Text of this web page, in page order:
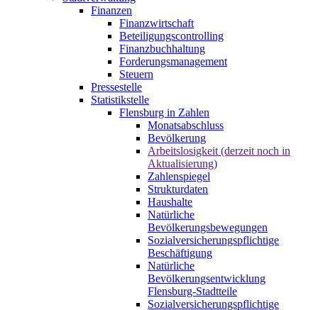
Finanzen
Finanzwirtschaft
Beteiligungscontrolling
Finanzbuchhaltung
Forderungsmanagement
Steuern
Pressestelle
Statistikstelle
Flensburg in Zahlen
Monatsabschluss
Bevölkerung
Arbeitslosigkeit (derzeit noch in
Aktualisierung)
Zahlenspiegel
Strukturdaten
Haushalte
Natürliche
Bevölkerungsbewegungen
Sozialversicherungspflichtige
Beschäftigung
Natürliche
Bevölkerungsentwicklung
Flensburg-Stadtteile
Sozialversicherungspflichtige